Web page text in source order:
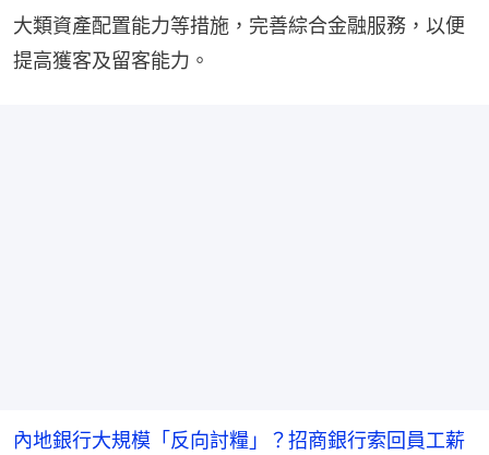
大類資產配置能力等措施，完善綜合金融服務，以便
提高獲客及留客能力。
內地銀行大規模「反向討糧」？招商銀行索回員工薪